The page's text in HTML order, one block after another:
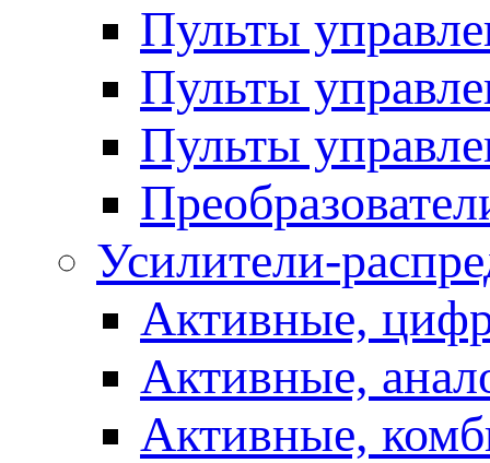
Пульты
Пульты
Пульты
Усилители-
Активные,
Активные,
Активные,